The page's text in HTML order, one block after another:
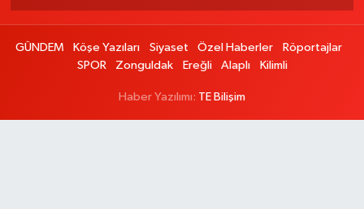
GÜNDEM Köşe Yazıları Siyaset Özel Haberler
Röportajlar
SPOR
Zonguldak Ereğli Alaplı Kilimli
Haber Yazılımı: TE Bilişim